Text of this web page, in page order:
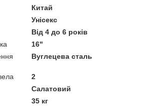
Китай
Унісекс
Від 4 до 6 років
16"
Вуглецева сталь
2
Салатовий
35 кг